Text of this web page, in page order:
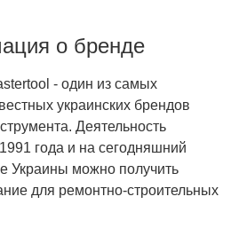
о бренде
- один из самых
украинских брендов
Деятельность
года и на сегодняшний
Украины можно получить
для ремонтно-строительных